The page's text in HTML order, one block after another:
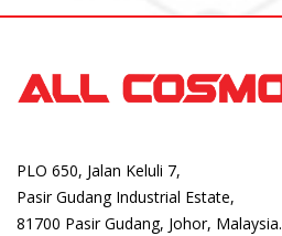
PLO 650, Jalan Keluli 7,
Pasir Gudang Industrial Estate,
81700 Pasir Gudang, Johor, Malaysia.